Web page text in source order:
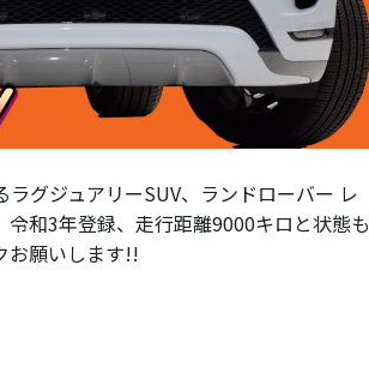
グジュアリーSUV、ランドローバー レ
和3年登録、走行距離9000キロと状態も
お願いします!!